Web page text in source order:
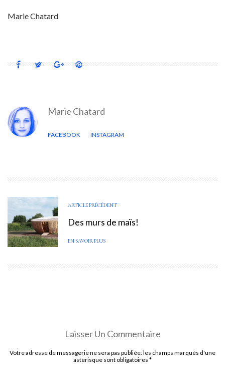
Marie Chatard
Marie Chatard
FACEBOOK INSTAGRAM
ARTICLE PRÉCÉDENT
Des murs de maïs!
EN SAVOIR PLUS
Laisser Un Commentaire
Votre adresse de messagerie ne sera pas publiée. les champs marqués d'une
asterisque sont obligatoires *